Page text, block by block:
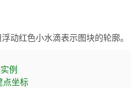
动红色小水滴表示图块的轮廓。
实例
点坐标